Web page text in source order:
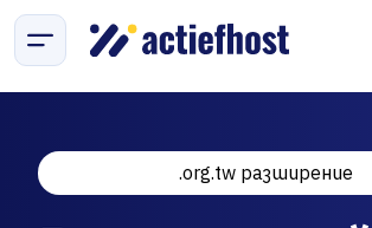
.org.tw разширение